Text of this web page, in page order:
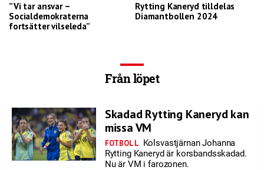
”Vi tar ansvar –
Socialdemokraterna
fortsätter vilseleda”
Rytting Kaneryd tilldelas
Diamantbollen 2024
Från löpet
Skadad Rytting Kaneryd kan
missa VM
FOTBOLL Kolsvastjärnan Johanna
Rytting Kaneryd är korsbandsskadad.
Nu är VM i farozonen.